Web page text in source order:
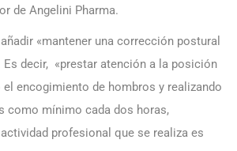
de Angelini Pharma.
«mantener una corrección postural
Es decir, «prestar atención a la posición
el encogimiento de hombros y realizando
como mínimo cada dos horas,
profesional que se realiza es